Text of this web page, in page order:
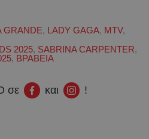
GRANDE, LADY GAGA, MTV,
2025, SABRINA CARPENTER,
, ΒΡΑΒΕΙΑ
σε και !